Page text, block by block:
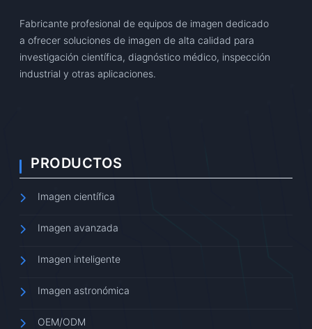
Fabricante profesional de equipos de imagen dedicado
a ofrecer soluciones de imagen de alta calidad para
investigación científica, diagnóstico médico, inspección
industrial y otras aplicaciones.
PRODUCTOS
Imagen científica
Imagen avanzada
Imagen inteligente
Imagen astronómica
OEM/ODM